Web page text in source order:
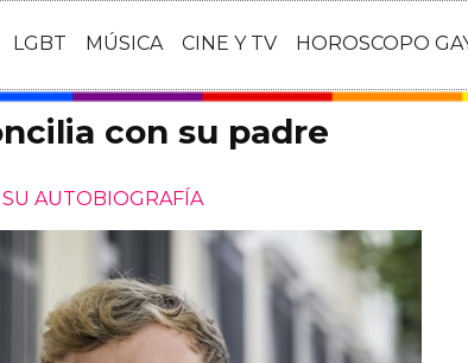
LGBT MÚSICA CINE Y TV HOROSCOPO
con su padre
AUTOBIOGRAFÍA